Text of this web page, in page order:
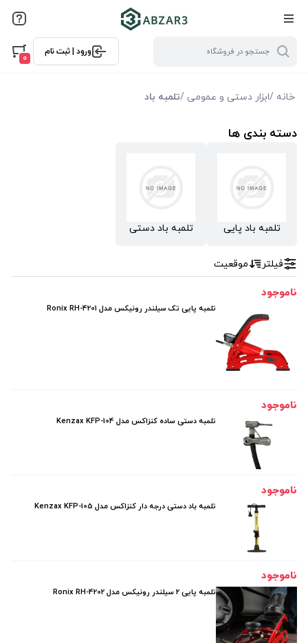
ورود | ثبت نام
0
خانه /ابزار دستی و عمومی /تلمبه باد
دسته بندی ها
تلمبه باد پایی تلمبه باد دستی
فیلتر بر اساس قیمت
فیلتر براساس ویژگی ها
رونیکس Ronix
فیلتر موقعیت
ناموجود
تلمبه پایی تک سیلندر رونیکس مدل Ronix RH-4201
ناموجود
تلمبه دستی ساده کنزاکس مدل Kenzax KFP-104
ناموجود
تلمبه باد دستی درجه دار کنزاکس مدل Kenzax KFP-105
ناموجود
تلمبه پایی 2 سیلندر رونیکس مدل Ronix RH-4202